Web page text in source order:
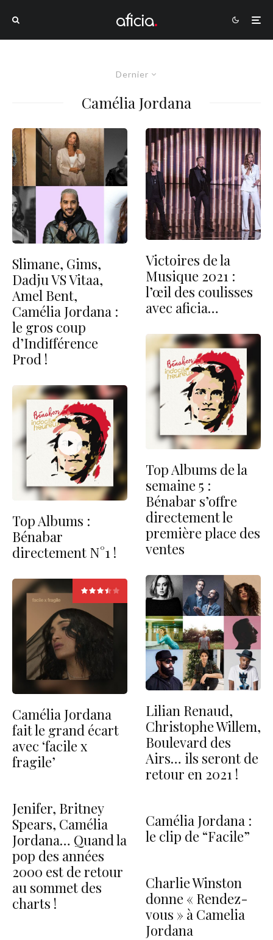
Dernier
Camélia Jordana
Slimane, Gims,
Dadju VS Vitaa,
Amel Bent,
Camélia Jordana :
le gros coup
d’Indifférence
Prod !
Top Albums :
Bénabar
directement N°1 !
Camélia Jordana
fait le grand écart
avec ‘facile x
fragile’
Jenifer, Britney
Spears, Camélia
Jordana… Quand la
pop des années
2000 est de retour
au sommet des
charts !
Victoires de la
Musique 2021 :
l’œil des coulisses
avec aficia…
Top Albums de la
semaine 5 :
Bénabar s’offre
directement le
première place des
ventes
Lilian Renaud,
Christophe Willem,
Boulevard des
Airs… ils seront de
retour en 2021 !
Camélia Jordana :
le clip de “Facile”
Charlie Winston
donne « Rendez-
vous » à Camelia
Jordana